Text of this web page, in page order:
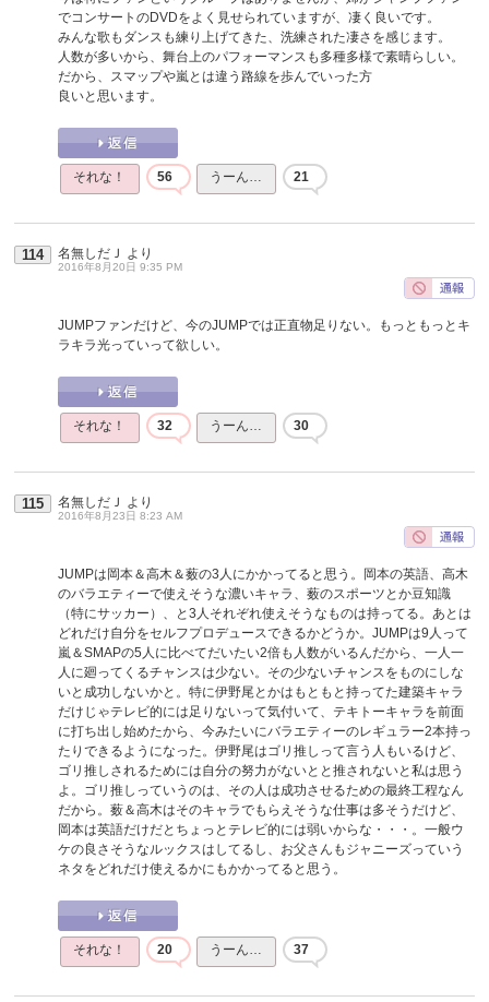
でコンサートのDVDをよく見せられていますが、凄く良いです。
みんな歌もダンスも練り上げてきた、洗練された凄さを感じます。
人数が多いから、舞台上のパフォーマンスも多種多様で素晴らしい。
だから、スマップや嵐とは違う路線を歩んでいった方
良いと思います。
それな！ 56 うーん… 21
114 名無しだＪ より
2016年8月20日 9:35 PM
JUMPファンだけど、今のJUMPでは正直物足りない。もっともっとキ
ラキラ光っていって欲しい。
それな！ 32 うーん… 30
115 名無しだＪ より
2016年8月23日 8:23 AM
JUMPは岡本＆高木＆薮の3人にかかってると思う。岡本の英語、高木
のバラエティーで使えそうな濃いキャラ、薮のスポーツとか豆知識
（特にサッカー）、と3人それぞれ使えそうなものは持ってる。あとは
どれだけ自分をセルフプロデュースできるかどうか。JUMPは9人って
嵐＆SMAPの5人に比べてだいたい2倍も人数がいるんだから、一人一
人に廻ってくるチャンスは少ない。その少ないチャンスをものにしな
いと成功しないかと。特に伊野尾とかはもともと持ってた建築キャラ
だけじゃテレビ的には足りないって気付いて、テキトーキャラを前面
に打ち出し始めたから、今みたいにバラエティーのレギュラー2本持っ
たりできるようになった。伊野尾はゴリ推しって言う人もいるけど、
ゴリ推しされるためには自分の努力がないとと推されないと私は思う
よ。ゴリ推しっていうのは、その人は成功させるための最終工程なん
だから。薮＆高木はそのキャラでもらえそうな仕事は多そうだけど、
岡本は英語だけだとちょっとテレビ的には弱いからな・・・。一般ウ
ケの良さそうなルックスはしてるし、お父さんもジャニーズっていう
ネタをどれだけ使えるかにもかかってると思う。
それな！ 20 うーん… 37